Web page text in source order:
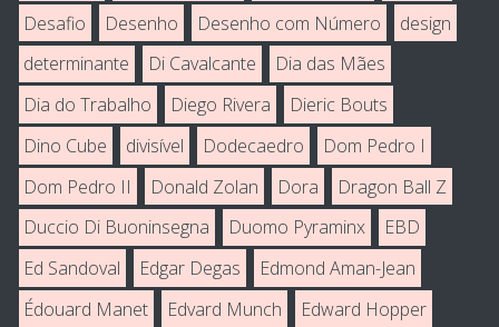
Desafio
Desenho Desenho com Número
design
determinante
Di Cavalcante
Dia das Mães
Dia do Trabalho
Diego Rivera
Dieric Bouts
Dino Cube
divisível Dodecaedro
Dom Pedro I
Dom Pedro II
Donald Zolan Dora
Dragon Ball Z
Duccio Di Buoninsegna
Duomo Pyraminx
EBD
Ed Sandoval
Edgar Degas
Edmond Aman-Jean
Édouard Manet
Edvard Munch
Edward Hopper